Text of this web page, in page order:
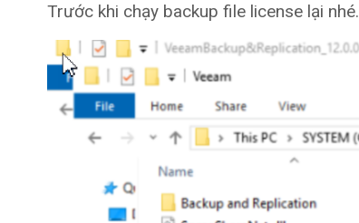
Trước khi chạy backup file license lại nhé.